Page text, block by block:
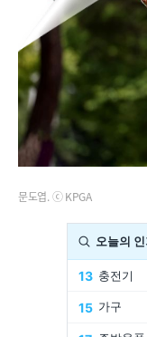
문도엽. ⓒ KPGA